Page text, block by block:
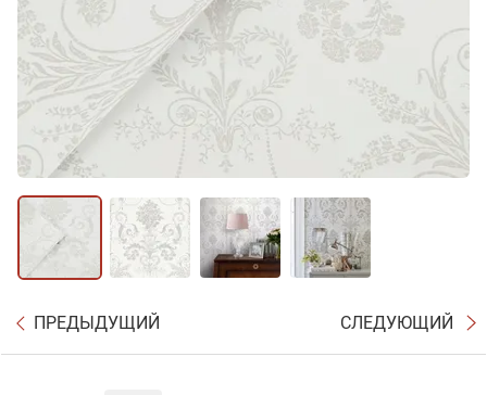
ПРЕДЫДУЩИЙ СЛЕДУЮЩИЙ